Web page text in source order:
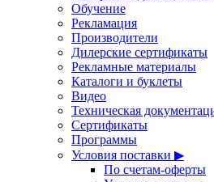
Обучение
Рекламация
Производители
Дилерские сертификаты
Рекламные материалы
Каталоги и буклеты
Видео
Техническая
Сертификаты
Программы
Условия поставки ▶
По счетам-оферты